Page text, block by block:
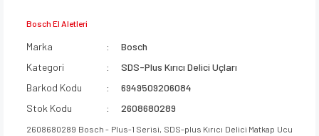
Bosch El Aletleri
Marka
Bosch
Kategori
SDS-Plus Kırıcı Delici Uçları
Barkod Kodu
6949509206084
Stok Kodu
2608680289
2608680289 Bosch - Plus-1 Serisi, SDS-plus Kırıcı Delici Matkap Ucu